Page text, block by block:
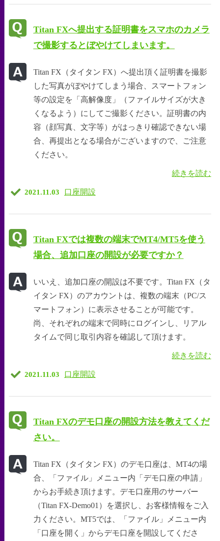
Titan FXへ提出する証明書をスマホのカメラ
で撮影するとぼやけてしまいます。
Titan FX（タイタン FX）へ提出頂く証明書を撮影
した写真がぼやけてしまう場合、スマートフォン
等の設定を「高解像度」（ファイルサイズが大き
くなるよう）にしてご撮影ください。証明書の内
容（顔写真、文字等）がはっきり確認できない場
合、再提出となる場合がございますので、ご注意
ください。
続きを読む
2021.11.03 口座開設
Titan FXでは複数の端末でMT4/MT5を使う
場合、追加口座の開設が必要ですか？
いいえ、追加口座の開設は不要です。Titan FX（タ
イタン FX）のアカウントは、複数の端末（PC/ス
マートフォン）に表示させることが可能です。
尚、それぞれの端末で同時にログインし、リアル
タイムで同じ取引内容を確認して頂けます。
続きを読む
2021.11.03 口座開設
Titan FXのデモ口座の開設方法を教えてくだ
さい。
Titan FX（タイタン FX）のデモ口座は、MT4の場
合、「ファイル」メニュー内「デモ口座の申請」
からお手続き頂けます。デモ口座用のサーバー
（Titan FX-Demo01）を選択し、お客様情報をご入
力ください。MT5では、「ファイル」メニュー内
「口座を開く」からデモ口座を開設してくださ